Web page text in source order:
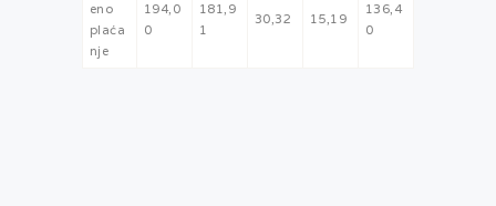
eno
plaća
nje
194,0
0
181,9
1
30,32 15,19
136,4
0